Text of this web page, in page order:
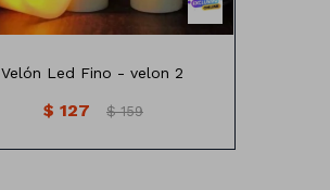
Velón Led Fino - velon 2
$ 127 $ 159